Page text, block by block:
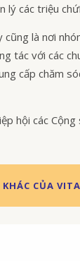
lý các triệu
cũng là nơi
tác với các
cấp chăm
hội các Cộng
CỦA